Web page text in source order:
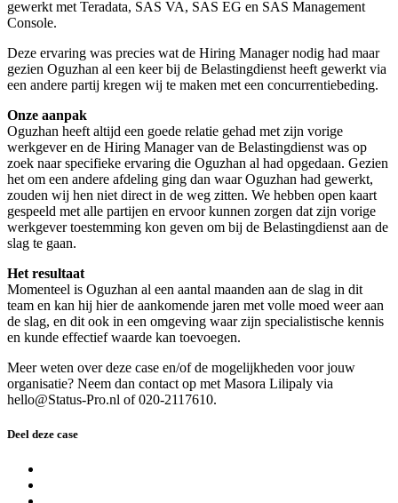
gewerkt met Teradata, SAS VA, SAS EG en SAS Management
Console.
Deze ervaring was precies wat de Hiring Manager nodig had maar
gezien Oguzhan al een keer bij de Belastingdienst heeft gewerkt via
een andere partij kregen wij te maken met een concurrentiebeding.
Onze aanpak
Oguzhan heeft altijd een goede relatie gehad met zijn vorige
werkgever en de Hiring Manager van de Belastingdienst was op
zoek naar specifieke ervaring die Oguzhan al had opgedaan. Gezien
het om een andere afdeling ging dan waar Oguzhan had gewerkt,
zouden wij hen niet direct in de weg zitten. We hebben open kaart
gespeeld met alle partijen en ervoor kunnen zorgen dat zijn vorige
werkgever toestemming kon geven om bij de Belastingdienst aan de
slag te gaan.
Het resultaat
Momenteel is Oguzhan al een aantal maanden aan de slag in dit
team en kan hij hier de aankomende jaren met volle moed weer aan
de slag, en dit ook in een omgeving waar zijn specialistische kennis
en kunde effectief waarde kan toevoegen.
Meer weten over deze case en/of de mogelijkheden voor jouw
organisatie? Neem dan contact op met Masora Lilipaly via
hello@Status-Pro.nl of 020-2117610.
Deel deze case